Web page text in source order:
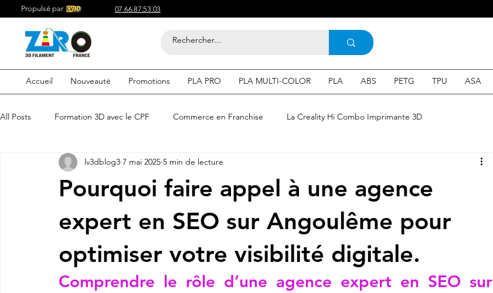
Propulsé par 07.66.87.53.03
Accueil Nouveauté Promotions PLA PRO PLA MULTI-COLOR PLA ABS PETG TPU ASA
All Posts Formation 3D avec le CPF Commerce en Franchise La Creality Hi Combo Imprimante 3D
Acheter du Filament 3D pour Compétitif du Filament 3D
Acheter du Filament 3D Impression 3d en ligne Acheter une machine 3D
etre visible sur google Comment etre visible sur google SEO Expert en SEO
Pourquoi faire appel à une agence
expert en SEO sur Angoulême pour
optimiser votre visibilité digitale.
lv3dblog3 7 mai 2025 5 min de lecture
Comprendre le rôle d’une agence expert en SEO sur